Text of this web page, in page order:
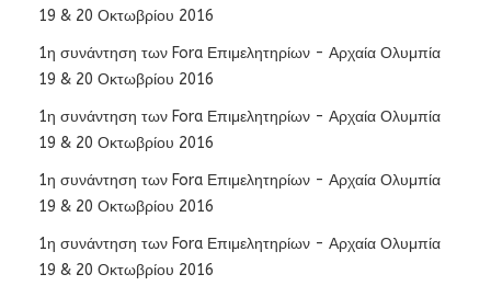
19 & 20 Οκτωβρίου 2016
1η συνάντηση των Fora Επιμελητηρίων - Αρχαία Ολυμπία
19 & 20 Οκτωβρίου 2016
1η συνάντηση των Fora Επιμελητηρίων - Αρχαία Ολυμπία
19 & 20 Οκτωβρίου 2016
1η συνάντηση των Fora Επιμελητηρίων - Αρχαία Ολυμπία
19 & 20 Οκτωβρίου 2016
1η συνάντηση των Fora Επιμελητηρίων - Αρχαία Ολυμπία
19 & 20 Οκτωβρίου 2016